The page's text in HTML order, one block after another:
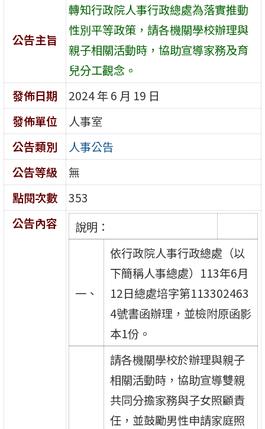
公告主旨
轉知行政院人事行政總處為落實推動
性別平等政策，請各機關學校辦理與
親子相關活動時，協助宣導家務及育
兒分工觀念。
發佈日期
2024 年 6 月 19 日
發佈單位
人事室
公告類別
人事公告
公告等級
無
點閱次數
353
公告內容
說明：
一、
依行政院人事行政總處（以
下簡稱人事總處）113年6月
12日總處培字第113302463
4號書函辦理，並檢附原函影
本1份。
請各機關學校於辦理與親子
相關活動時，協助宣導雙親
共同分擔家務與子女照顧責
任，並鼓勵男性申請家庭照